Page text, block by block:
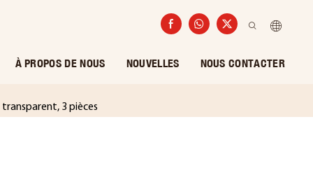
À PROPOS DE NOUS NOUVELLES NOUS CONTACTER
3 pièces